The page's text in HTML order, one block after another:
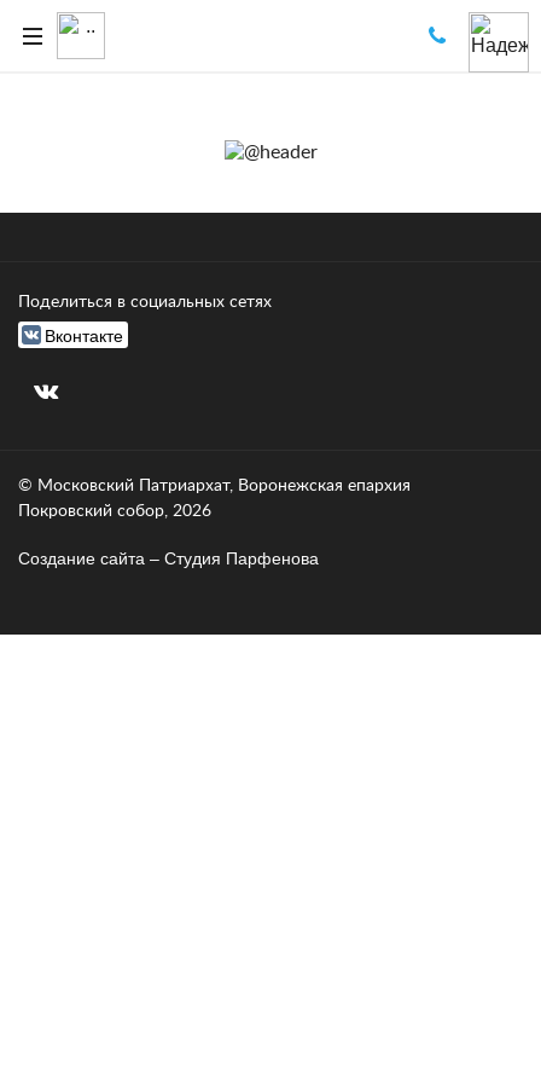
Поделиться в социальных сетях
Вконтакте
© Московский Патриархат, Воронежcкая епархия
Покровский собор, 2026
Создание сайта – Cтудия Парфенова